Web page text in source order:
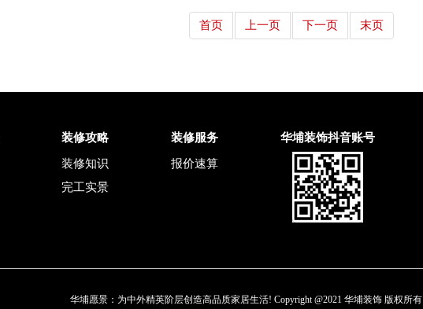
首页 上一页 下一页 末页
装修攻略
装修知识
完工实景
装修服务
报价速算
华埔装饰抖音账号
华埔愿景：为中外精英阶层创造高品质家居生活! Copyright @2021 华埔装饰 版权所有